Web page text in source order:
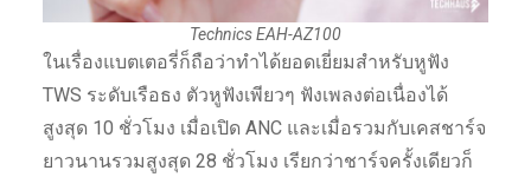
Technics EAH-AZ100
ในเรื่องแบตเตอรี่ก็ถือว่าทำได้ยอดเยี่ยมสำหรับหูฟัง
TWS ระดับเรือธง ตัวหูฟังเพียวๆ ฟังเพลงต่อเนื่องได้
สูงสุด 10 ชั่วโมง เมื่อเปิด ANC และเมื่อรวมกับเคสชาร์จ
ยาวนานรวมสูงสุด 28 ชั่วโมง เรียกว่าชาร์จครั้งเดียวก็